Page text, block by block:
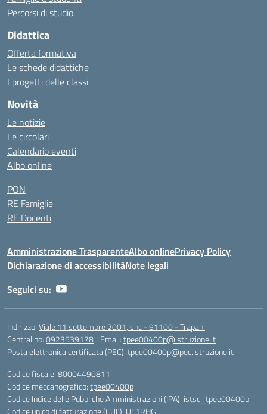
Percorsi di studio
Didattica
Offerta formativa
Le schede didattiche
I progetti delle classi
Novità
Le notizie
Le circolari
Calendario eventi
Albo online
PON
RE Famiglie
RE Docenti
Amministrazione TrasparenteAlbo onlinePrivacy Policy
Dichiarazione di accessibilitàNote legali
Seguici su:
Indirizzo:Viale 11 settembre 2001, snc - 91100 - Trapani
Centralino:0923539178 Email:tpee00400p@istruzione.it
Posta elettronica certificata (PEC):tpee00400p@pec.istruzione.it
Codice fiscale: 80004490811
Codice meccanografico:tpee00400p
Codice Indice delle Pubbliche Amministrazioni (IPA): istsc_tpee00400p
Codice unico di fatturazione (CUF): UF1RHG